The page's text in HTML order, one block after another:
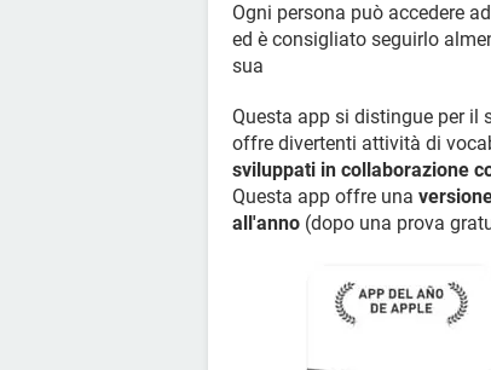
Ogni persona può accedere
ed è consigliato seguirlo
sua
Questa app si distingue per
offre divertenti attività di
sviluppati in collaborazione
Questa app offre una
all'anno (dopo una prova